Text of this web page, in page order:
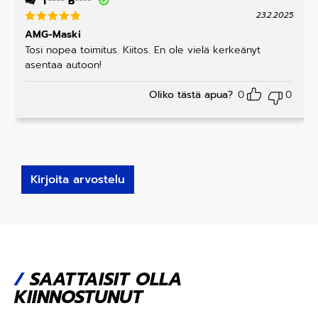
Arvostelu
tuotteesta
:5/ 5
23.2.2025
AMG-Maski
Tosi nopea toimitus. Kiitos. En ole vielä kerkeänyt
asentaa autoon!
Oliko tästä apua? 0 0
Kirjoita arvostelu
/SAATTAISIT OLLA
KIINNOSTUNUT